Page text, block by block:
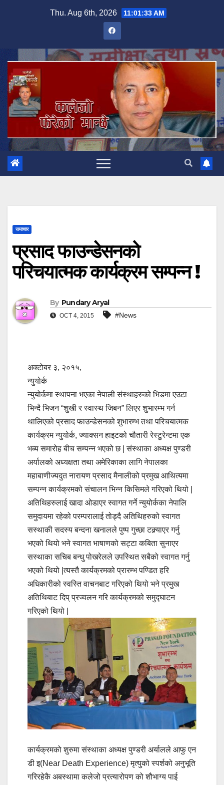
Thu. Aug 6th, 2026 11:01:34 AM
समाचार
प्रसाद फाउन्डेसनको
परिचयात्मक कार्यक्रम सम्पन्न !
By Pundary Aryal
OCT 4, 2015 #News
अक्टोबर ३, २०१५,
न्युयोर्क
न्युयोर्कमा स्थापना भएका नेपाली संस्थाहरुको भिडमा एउटा
भिन्दै भिजन “शुखी र स्वास्थ जिबन” लिएर शुभारम्भ गर्न
थालिएको प्रसाद फाउन्डेसनको शुभारम्भ तथा परिचयात्मक
कार्यक्रम न्युयोर्क, ज्याक्सन हाइटको चौतारी रेस्टुरेन्टमा एक
भब्य समारोह बीच सम्पन्न भएको छ | संस्थाका अध्यक्ष पुण्डरी
अर्यालको अध्यक्षता तथा अमेरिकाका लागि नेपालका
महाबाणीज्यदुत नारायण प्रसाद मैनालीको प्रमुख आथित्यमा
सम्पन्न कार्यक्रमको संचालन भिन्न किसिमले गरिएको थियो |
अतिथिहरुलाई खादा ओडाएर स्वागत गर्ने न्युयोर्कका नेपालि
समुदायमा रहेको परम्परालाई तोड्दै अतिथिहरुको स्वागत
सस्थाकी सदस्य बन्दना खनालले पुष्प गुच्छा टक्र्याएर गर्नु
भएको थियो भने स्वागत भाषाणको सट्टा कबिता सुनाएर
सस्थाका सचिब बन्धु पोखरेलले उपस्थित सबैको स्वागत गर्नु
भएको थियो |त्यस्तै कार्यक्रमको प्रारम्भ पण्डित हरि
अधिकारीको स्वस्ति वाचनबाट गरिएको थियो भने प्रमुख
अतिथिबाट दिप् प्रज्वलन गरि कार्यक्रमको समुद्घाटन
गरिएको थियो |
कार्यक्रमको शुरुमा संस्थाका अध्यक्ष पुण्डरी अर्यालले आफु एन
डी इ(Near Death Experience) मृत्युको स्पर्शको अनुभूति
गरिरहेकै अबस्थामा कलेजो प्रत्यारोपण को शौभाग्य पाई